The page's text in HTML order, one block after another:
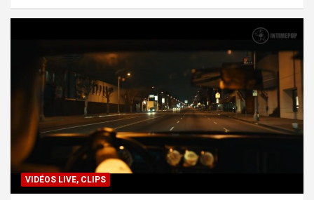
VIDÉOS LIVE, CLIPS